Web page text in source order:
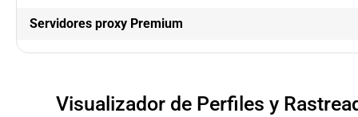
Servidores proxy Premium
Visualizador de Perfiles y